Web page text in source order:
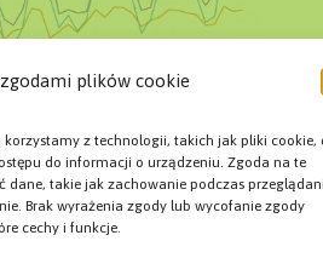
plików cookie
z technologii, takich jak pliki cookie,
do informacji o urządzeniu. Zgoda na te
takie jak zachowanie podczas
Brak wyrażenia zgody lub wycofanie zgody
cechy i funkcje.
jest
jakAhrefs.
domeny,